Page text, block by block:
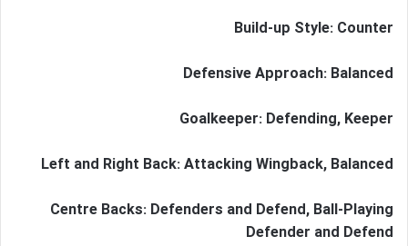
Build-up Style: Counter
Defensive Approach: Balanced
Goalkeeper: Defending, Keeper
Left and Right Back: Attacking Wingback, Balanced
Centre Backs: Defenders and Defend, Ball-Playing
Defender and Defend